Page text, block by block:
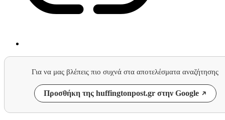
Για να μας βλέπεις πιο συχνά στα αποτελέσματα αναζήτησης
Προσθήκη της huffingtonpost.gr στην Google